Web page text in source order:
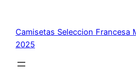
contenido
Camisetas Seleccion Francesa
2025